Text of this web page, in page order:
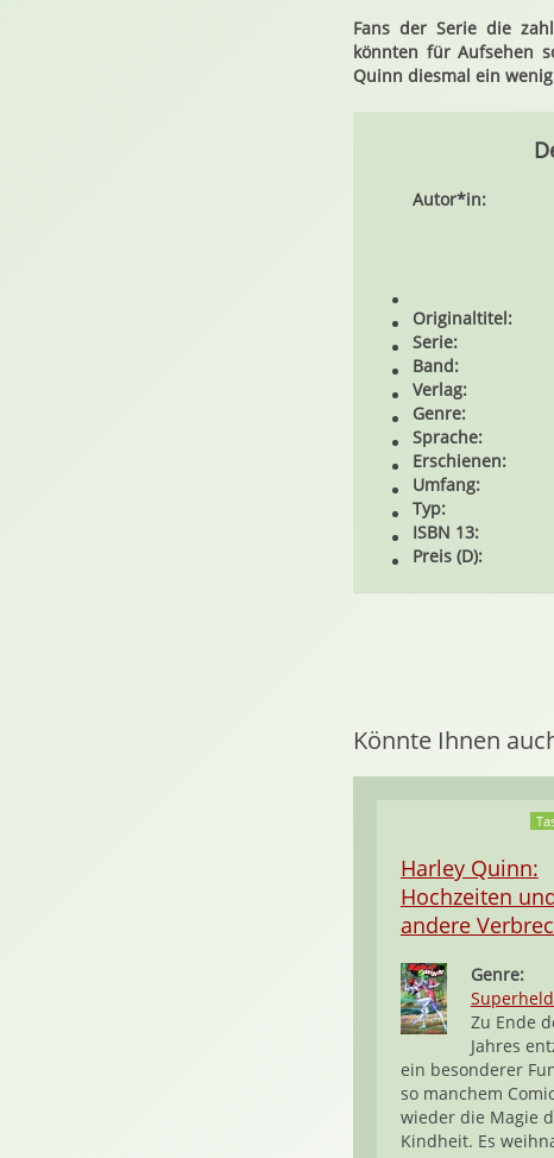
Fans der Serie die
könnten für Aufsehen
Quinn diesmal ein
Autor*in:
Originaltitel:
Serie:
Band:
Verlag:
Genre:
Sprache:
Erschienen:
Umfang:
Typ:
ISBN 13:
Preis (D):
Könnte Ihnen
Harley Quinn:
Hochzeiten
andere
Genre:
Zu Ende
Jahres
ein besonderer
so manchem
wieder die Magie
Kindheit. Es